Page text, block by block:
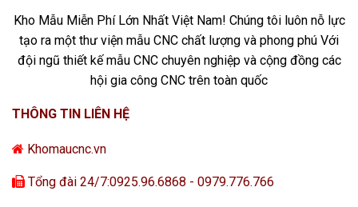
Kho Mẫu Miễn Phí Lớn Nhất Việt Nam! Chúng tôi luôn nỗ lực
tạo ra một thư viện mẫu CNC chất lượng và phong phú Với
đội ngũ thiết kế mẫu CNC chuyên nghiệp và cộng đồng các
hội gia công CNC trên toàn quốc
THÔNG TIN LIÊN HỆ
Khomaucnc.vn
Tổng đài 24/7:0925.96.6868 - 0979.776.766